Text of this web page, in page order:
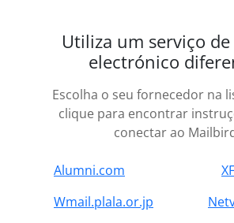
Utiliza um serviço
electrónico
Escolha o seu fornecedor na
clique para encontrar
conectar ao
Alumni.com
Wmail.plala.or.jp